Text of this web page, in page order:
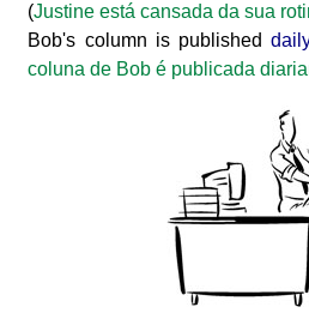
(Justine está cansada da sua
Bob's column is published daily
coluna de Bob é publicada